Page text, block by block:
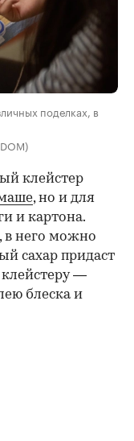
поделках, в
клейстер
, но и для
и картона.
в него можно
сахар придаст
—
блеска и